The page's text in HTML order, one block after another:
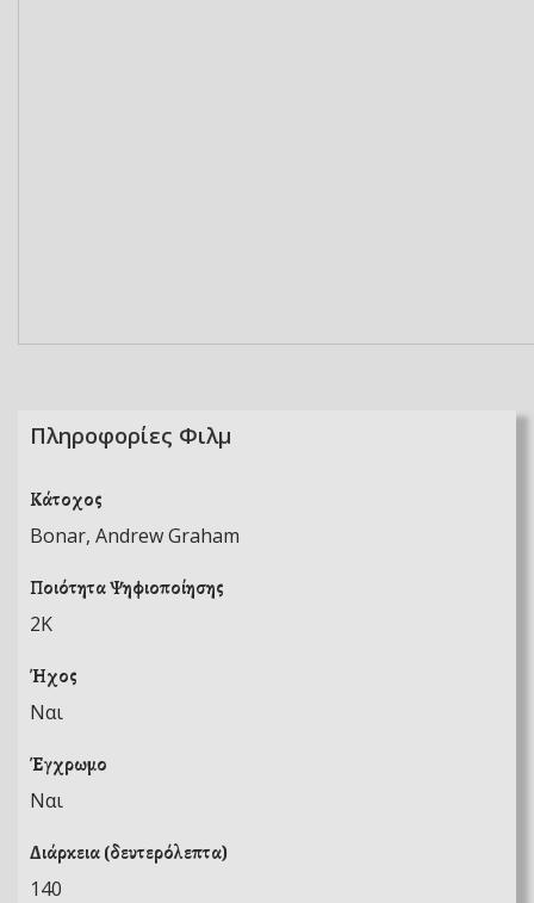
Πληροφορίες Φιλμ
Κάτοχος
Bonar, Andrew Graham
Ποιότητα Ψηφιοποίησης
2K
Ήχος
Ναι
Έγχρωμο
Ναι
Διάρκεια (δευτερόλεπτα)
140